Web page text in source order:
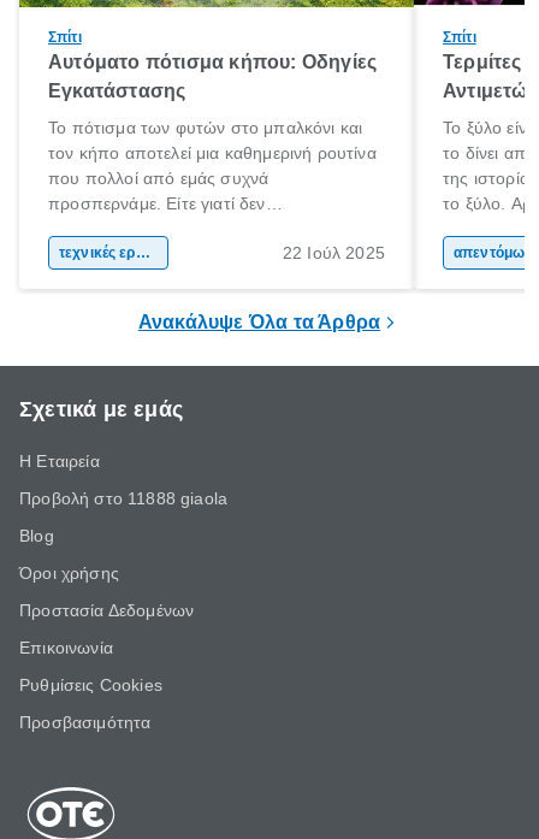
Σπίτι
Αυτόματο πότισμα κήπου: Οδηγίες
Εγκατάστασης
Το πότισμα των φυτών στο μπαλκόνι και
τον κήπο αποτελεί μια καθημερινή ρουτίνα
που πολλοί από εμάς συχνά
προσπερνάμε. Είτε γιατί δεν
Αυτό ωστόσο, έχει πολύ αρνητικές
και μάλιστα, είναι καλό να την λαμβάνουν
τεχνικές εργασίες 22 Ιούλ 2025
Σπίτι
Τερμίτες
Το ξύλο
το δίνει
της
το ξύλο.
και
Ανακάλυψε Όλα τα Άρθρα
Σχετικά με εμάς
Η Εταιρεία
Προβολή στο 11888 giaola
Blog
Όροι χρήσης
Προστασία Δεδομένων
Επικοινωνία
Ρυθμίσεις Cookies
Προσβασιμότητα